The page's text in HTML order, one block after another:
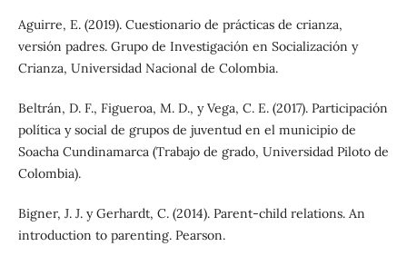
Aguirre, E. (2019). Cuestionario de prácticas de crianza,
versión padres. Grupo de Investigación en Socialización y
Crianza, Universidad Nacional de Colombia.
Beltrán, D. F., Figueroa, M. D., y Vega, C. E. (2017). Participación
política y social de grupos de juventud en el municipio de
Soacha Cundinamarca (Trabajo de grado, Universidad Piloto de
Colombia).
Bigner, J. J. y Gerhardt, C. (2014). Parent-child relations. An
introduction to parenting. Pearson.